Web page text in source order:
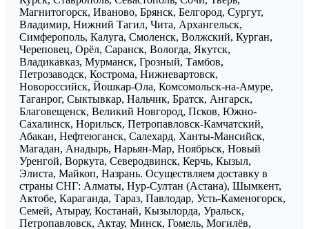
Магнитогорск, Иваново, Брянск, Белгород, Сургут,
Владимир, Нижний Тагил, Чита, Архангельск,
Симферополь, Калуга, Смоленск, Волжский, Курган,
Череповец, Орёл, Саранск, Вологда, Якутск,
Владикавказ, Мурманск, Грозный, Тамбов,
Петрозаводск, Кострома, Нижневартовск,
Новороссийск, Йошкар-Ола, Комсомольск-на-Амуре,
Таганрог, Сыктывкар, Нальчик, Братск, Ангарск,
Благовещенск, Великий Новгород, Псков, Южно-
Сахалинск, Норильск, Петропавловск-Камчатский,
Абакан, Нефтеюганск, Салехард, Ханты-Мансийск,
Магадан, Анадырь, Нарьян-Мар, Ноябрьск, Новый
Уренгой, Воркута, Северодвинск, Керчь, Кызыл,
Элиста, Майкоп, Назрань. Осуществляем доставку в
страны СНГ: Алматы, Нур-Султан (Астана), Шымкент,
Актобе, Караганда, Тараз, Павлодар, Усть-Каменогорск,
Семей, Атырау, Костанай, Кызылорда, Уральск,
Петропавловск, Актау, Минск, Гомель, Могилёв,